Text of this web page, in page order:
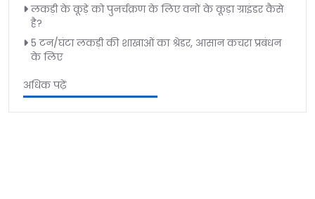
लकड़ी के कूड़े को पुनर्चक्रण के लिए वनों के कूड़ा ग्राइंडर कैसे
है?
5 टन/घंटा लकड़ी की शाखाओं का श्रेडर, आसान कचरा प्रबंधन
के लिए
अधिक पढ़ें